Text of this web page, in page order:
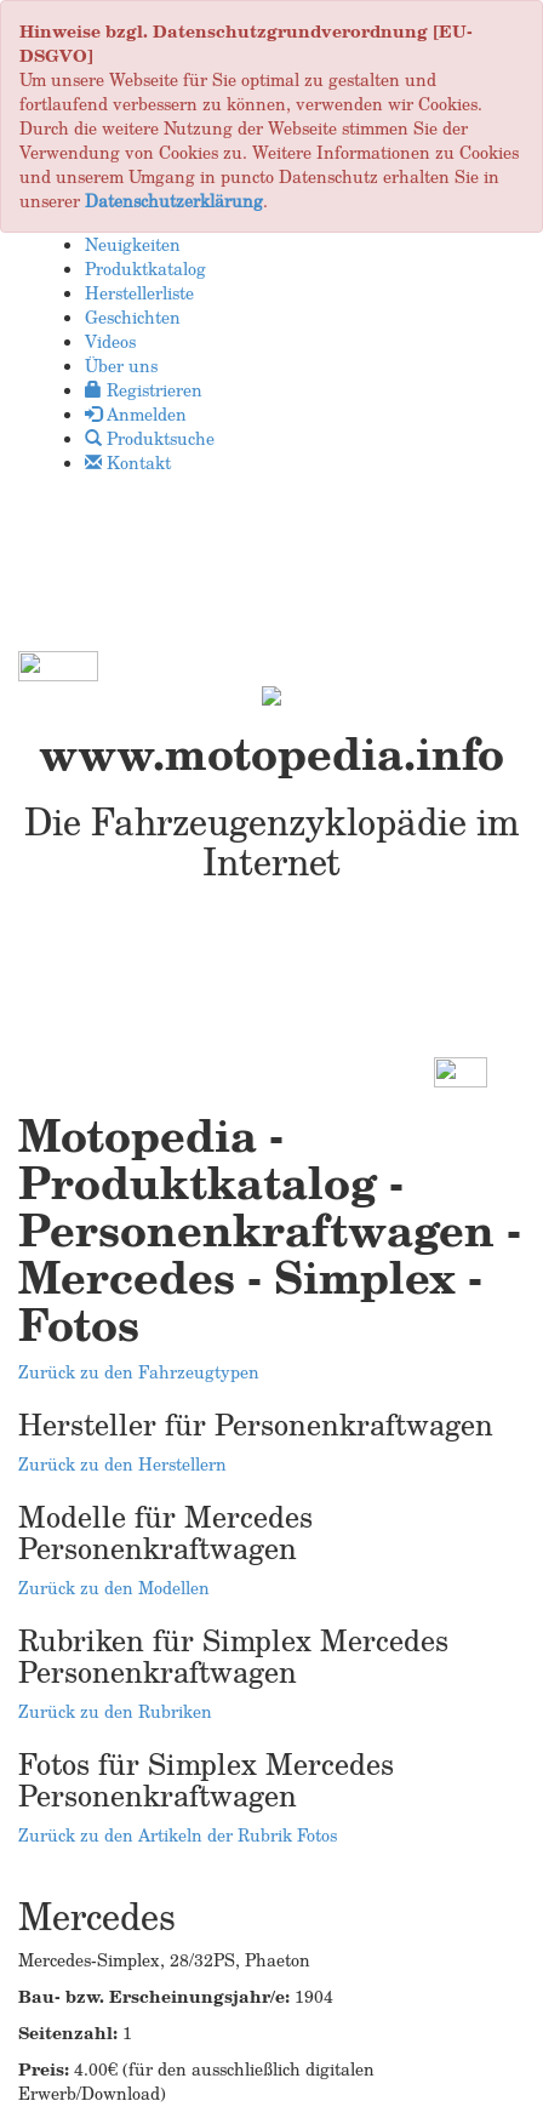
Hinweise bzgl. Datenschutzgrundverordnung [EU-
DSGVO]
Um unsere Webseite für Sie optimal zu gestalten und
fortlaufend verbessern zu können, verwenden wir Cookies.
Durch die weitere Nutzung der Webseite stimmen Sie der
Verwendung von Cookies zu. Weitere Informationen zu Cookies
und unserem Umgang in puncto Datenschutz erhalten Sie in
unsererDatenschutzerklärung.
Neuigkeiten
Produktkatalog
Herstellerliste
Geschichten
Videos
Über uns
Registrieren
Anmelden
Produktsuche
Kontakt
www.motopedia.info
Die Fahrzeugenzyklopädie im
Internet
Motopedia -
Produktkatalog -
Personenkraftwagen -
Mercedes - Simplex -
Fotos
Zurück zu den Fahrzeugtypen
Hersteller für Personenkraftwagen
Zurück zu den Herstellern
Modelle für Mercedes
Personenkraftwagen
Zurück zu den Modellen
Rubriken für Simplex Mercedes
Personenkraftwagen
Zurück zu den Rubriken
Fotos für Simplex Mercedes
Personenkraftwagen
Zurück zu den Artikeln der Rubrik Fotos
Mercedes
Mercedes-Simplex, 28/32PS, Phaeton
Bau- bzw. Erscheinungsjahr/e: 1904
Seitenzahl: 1
Preis:4.00€ (für den ausschließlich digitalen
Erwerb/Download)